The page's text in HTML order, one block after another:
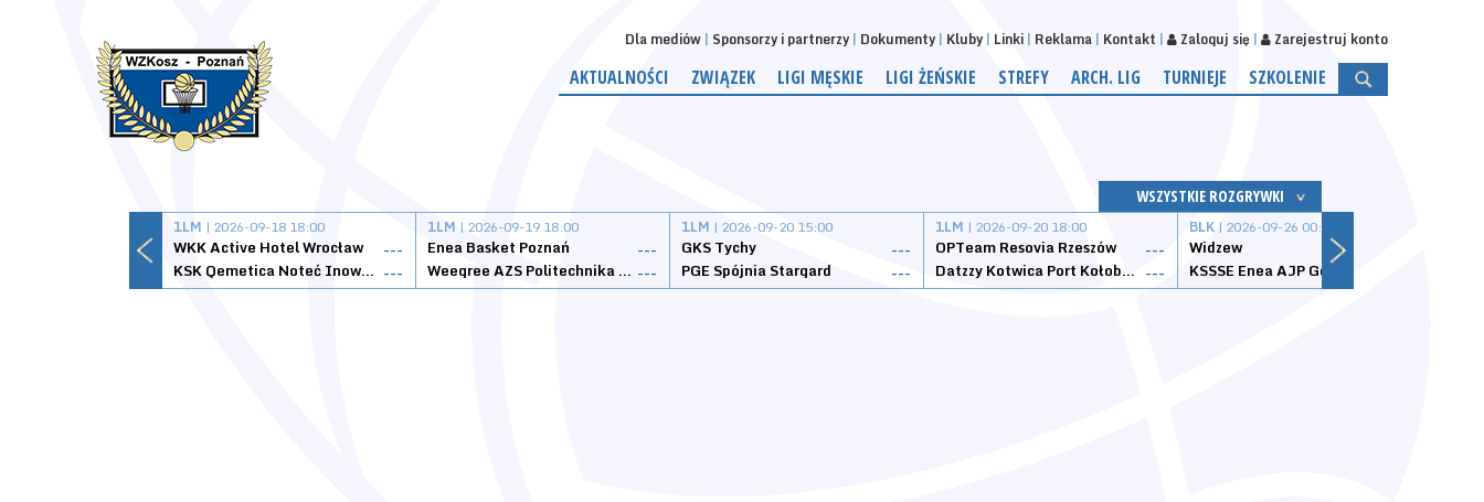
Dla mediów Sponsorzy i partnerzy Dokumenty Kluby Linki Reklama Kontakt Zaloguj się Zarejestruj konto
AKTUALNOŚCI ZWIĄZEK LIGI MĘSKIE LIGI ŻEŃSKIE STREFY ARCH. LIG TURNIEJE SZKOLENIE
WSZYSTKIE ROZGRYWKI
1LM | 2026-09-18 18:00
WKK Active Hotel Wrocław
---
KSK Qemetica Noteć Inowrocław ---
1LM | 2026-09-19 18:00
Enea Basket Poznań
---
Weegree AZS Politechnika Opolska ---
1LM | 2026-09-20 15:00
GKS Tychy
---
PGE Spójnia Stargard
---
1LM | 2026-09-20 18:00
OPTeam Resovia Rzeszów
---
Datzzy Kotwica Port Kołobrzeg ---
BLK | 2026-09-26 00:00
Widzew